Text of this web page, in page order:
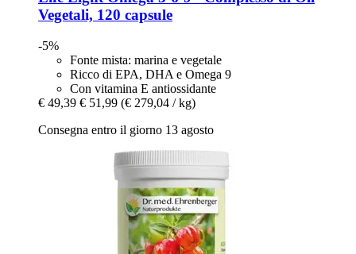
Vegetali, 120 capsule
-5%
Fonte mista: marina e vegetale
Ricco di EPA, DHA e Omega 9
Con vitamina E antiossidante
€ 49,39 € 51,99 (€ 279,04 / kg)
Consegna entro il giorno 13 agosto